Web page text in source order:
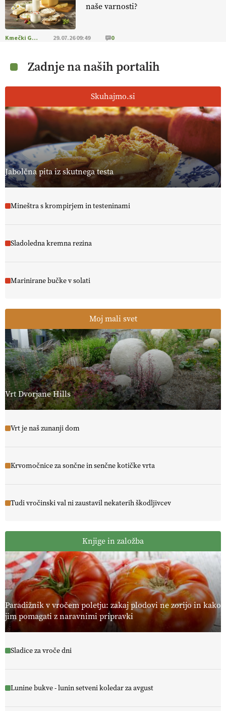
naše varnosti?
Kmečki Glas 29.07.26 09:49 0
Zadnje na naših portalih
Skuhajmo.si
Jabolčna pita iz skutnega testa
Mineštra s krompirjem in testeninami
Sladoledna kremna rezina
Marinirane bučke v solati
Moj mali svet
Vrt Dvorjane Hills
Vrt je naš zunanji dom
Krvomočnice za sončne in senčne kotičke vrta
Tudi vročinski val ni zaustavil nekaterih škodljivcev
Knjige in založba
Paradižnik v vročem poletju: zakaj plodovi ne zorijo in kako
jim pomagati z naravnimi pripravki
Sladice za vroče dni
Lunine bukve - lunin setveni koledar za avgust